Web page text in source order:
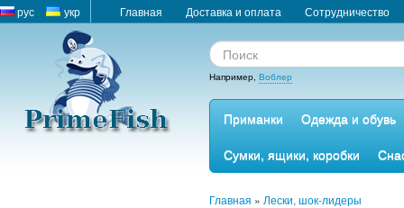
рус укр Главная Доставка и оплата Сотрудничество
Например, Воблер
Приманки
Одежда и обувь
Сумки, ящики, коробки
Главная » Лески, шок-лидеры